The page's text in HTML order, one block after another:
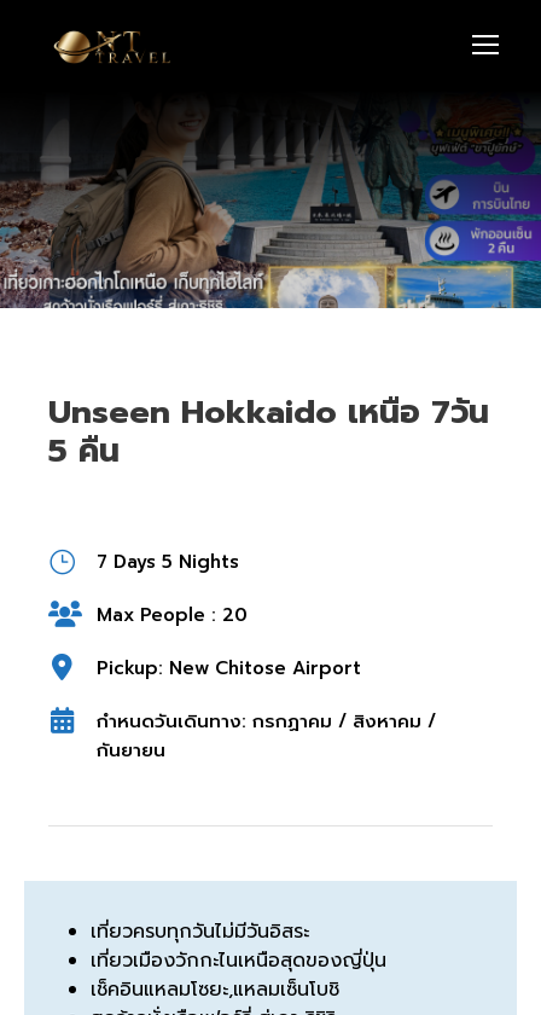
Unseen Hokkaido เหนือ 7วัน
5 คืน
7 Days 5 Nights
Max People : 20
Pickup: New Chitose Airport
กำหนดวันเดินทาง: กรกฏาคม / สิงหาคม /
กันยายน
เที่ยวครบทุกวันไม่มีวันอิสระ
เที่ยวเมืองวักกะไนเหนือสุดของญี่ปุ่น
เช็คอินแหลมโซยะ,แหลมเซ็นโบชิ